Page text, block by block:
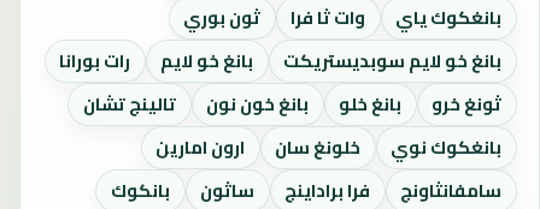
بانغكوك ياي
وات ثا فرا
ثون بوري
بانغ خو لايم سوبديستريكت
بانغ خو لايم
رات بورانا
ثونغ خرو
بانغ خلو بانغ خون نون
تالينج تشان
بانغكوك نوي
خلونغ سان
ارون امارين
سامفانثاونج
فرا براداينج ساثون
بانكوك